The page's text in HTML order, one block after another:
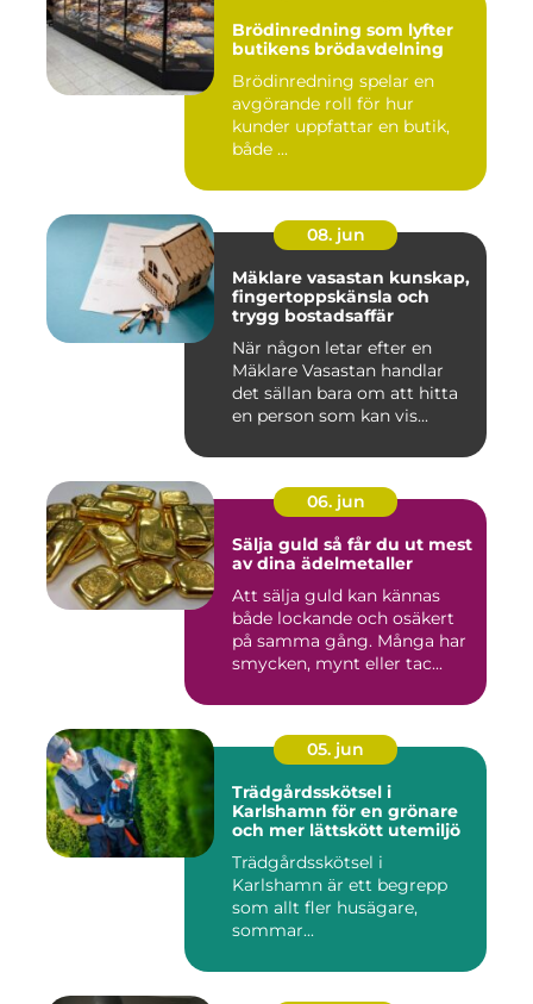
Brödinredning som lyfter
butikens brödavdelning
Brödinredning spelar en
avgörande roll för hur
kunder uppfattar en butik,
både ...
08. jun
Mäklare vasastan kunskap,
fingertoppskänsla och
trygg bostadsaffär
När någon letar efter en
Mäklare Vasastan handlar
det sällan bara om att hitta
en person som kan vis...
06. jun
Sälja guld så får du ut mest
av dina ädelmetaller
Att sälja guld kan kännas
både lockande och osäkert
på samma gång. Många har
smycken, mynt eller tac...
05. jun
Trädgårdsskötsel i
Karlshamn för en grönare
och mer lättskött utemiljö
Trädgårdsskötsel i
Karlshamn är ett begrepp
som allt fler husägare,
sommar...